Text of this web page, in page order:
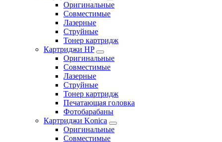
Оригинальные
Совместимые
Лазерные
Струйные
Тонер картридж
Картриджи HP
Оригинальные
Совместимые
Лазерные
Струйные
Тонер картридж
Печатающая головка
Фотобарабаны
Картриджи Konica
Оригинальные
Совместимые